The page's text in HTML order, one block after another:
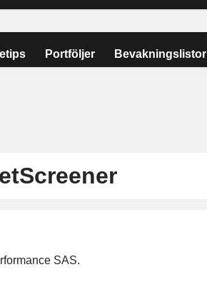
Portföljer Bevakningslistor
SAS.